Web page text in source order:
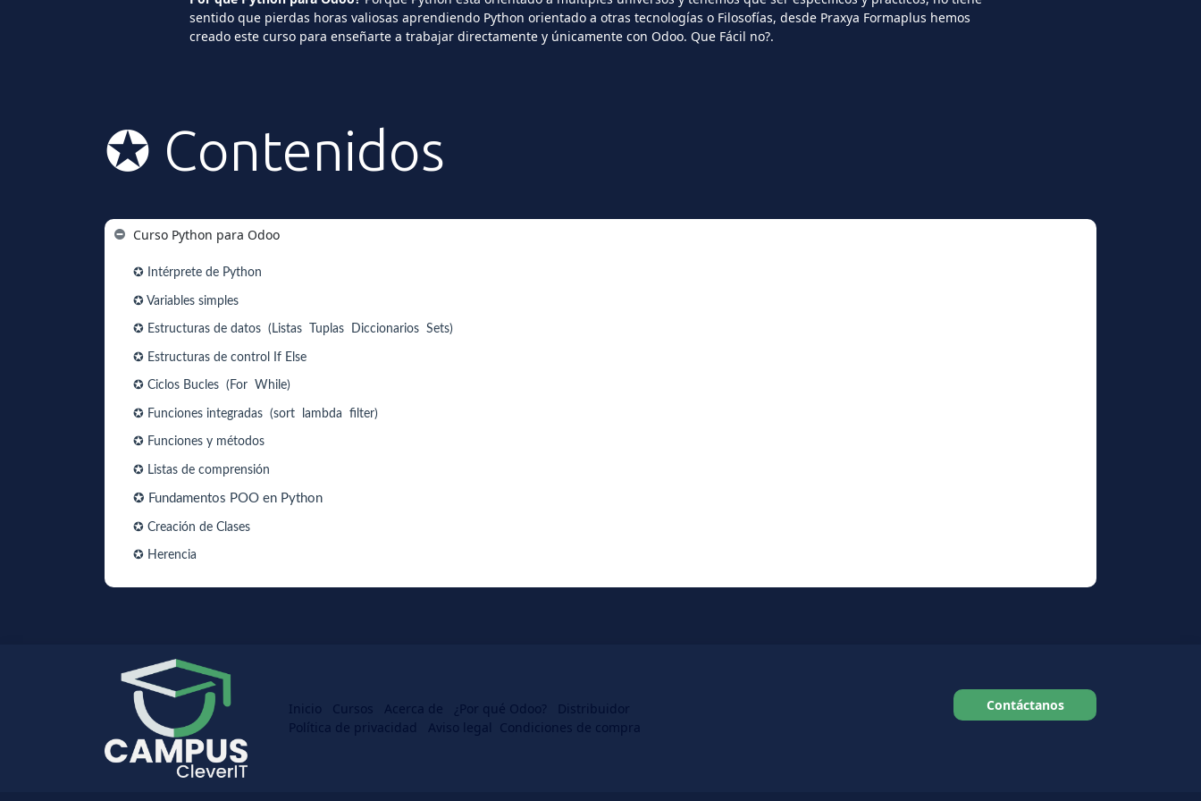
sentido que pierdas horas valiosas aprendiendo Python orientado a otras tecnologías o Filosofías, desde Praxya Formaplus hemos
creado este curso para enseñarte a trabajar directamente y únicamente con Odoo. Que Fácil no?.
✪ Contenidos
Curso Python para Odoo
✪ Intérprete de Python
✪ Variables simples
✪ Estructuras de datos (Listas Tuplas Diccionarios Sets)
✪ Estructuras de control If Else
✪ Ciclos Bucles (For While)
✪ Funciones integradas (sort lambda filter)
✪ Funciones y métodos
✪ Listas de comprensión
✪ Fundamentos POO en Python
✪ Creación de Clases
✪ Herencia
Inicio Cursos Acerca de ¿Por qué Odoo? Distr ​​ibuidor
Política de privacidad
Aviso legal Condiciones de compra
Contáctanos​​​​